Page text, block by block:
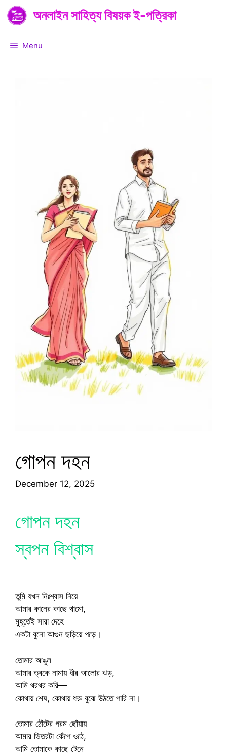
Skip
to
অনলাইন সাহিত্য বিষয়ক ই-পত্রিকা
Menu
গোপন দহন
December 12, 2025
গোপন দহন
স্বপন বিশ্বাস
তুমি যখন নিঃশ্বাস নিয়ে
আমার কানের কাছে থামো,
মুহূর্তেই সারা দেহে
একটা বুনো আগুন ছড়িয়ে পড়ে।
তোমার আঙুল
আমার ত্বকে নামায় ধীর আলোর ঝড়,
আমি থরথর করি—
কোথায় শেষ, কোথায় শুরু বুঝে উঠতে পারি না।
তোমার ঠোঁটের গরম ছোঁয়ায়
আমার ভিতরটা কেঁপে ওঠে,
আমি তোমাকে কাছে টেনে